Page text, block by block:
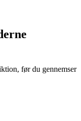
før du gennemser